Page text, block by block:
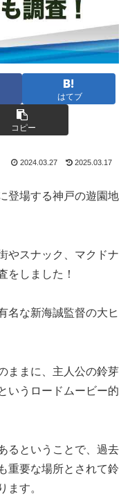
はてブ
コピー
2024.03.27 2025.03.17
登場する神戸の遊園地
やスナック、マクドナ
をしました！
名な新海誠監督の大ヒ
ままに、主人公の鈴芽
いうロードムービー的
るということで、過去
重要な場所とされて鈴
ます。